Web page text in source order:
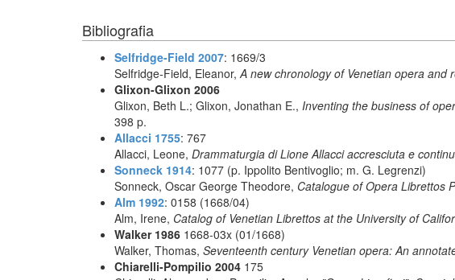
Bibliografia
Selfridge-Field 2007: 1669/3
Selfridge-Field, Eleanor,A new chronology of Venetian opera and
Glixon-Glixon 2006
Glixon, Beth L.; Glixon, Jonathan E., Inventing the business of
398 p.
Allacci 1755: 767
Allacci, Leone, Drammaturgia di Lione Allacci accresciuta e
Sonneck 1914: 1077 (p. Ippolito Bentivoglio; m. G. Legrenzi)
Sonneck, Oscar George Theodore, Catalogue of Opera Librettos
Alm 1992: 0158 (1668/04)
Alm, Irene, Catalog of Venetian Librettos at the University of
Walker 1986 1668-03x (01/1668)
Walker, Thomas, Seventeenth century Venetian opera: An
Chiarelli-Pompilio 2004 175